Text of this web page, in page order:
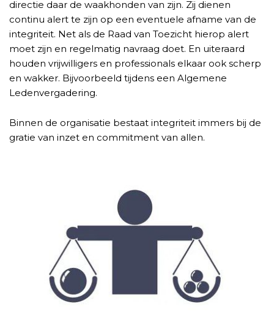
directie daar de waakhonden van zijn. Zij dienen
continu alert te zijn op een eventuele afname van de
integriteit. Net als de Raad van Toezicht hierop alert
moet zijn en regelmatig navraag doet. En uiteraard
houden vrijwilligers en professionals elkaar ook scherp
en wakker. Bijvoorbeeld tijdens een Algemene
Ledenvergadering.
Binnen de organisatie bestaat integriteit immers bij de
gratie van inzet en commitment van allen.